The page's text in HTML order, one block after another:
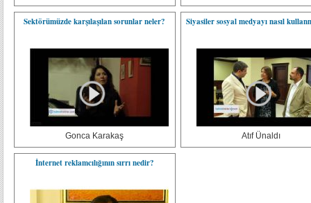
Sektörümüzde karşılaşılan sorunlar neler?
Gonca Karakaş
Siyasiler sosyal medyayı nasıl
Atıf Ünaldı
İnternet reklamcılığının sırrı nedir?